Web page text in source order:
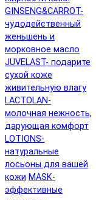
GINSENG&CARROT-
чудодейственный
женьшень и
морковное масло
JUVELAST- подарите
сухой коже
живительную влагу
LACTOLAN-
молочная нежность,
дарующая комфорт
LOTIONS-
натуральные
лосьоны для вашей
кожи MASK-
эффективные